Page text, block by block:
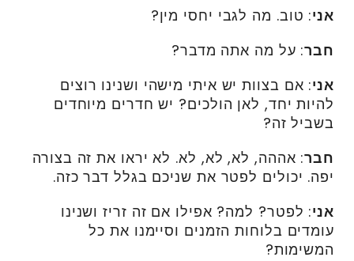
אני: טוב. מה לגבי יחסי מין?
חבר: על מה אתה מדבר?
אני: אם בצוות יש איתי מישהי ושנינו רוצים
להיות יחד, לאן הולכים? יש חדרים מיוחדים
בשביל זה?
חבר: אההה, לא, לא, לא. לא יראו את זה בצורה
יפה. יכולים לפטר את שניכם בגלל דבר כזה.
אני: לפטר? למה? אפילו אם זה זריז ושנינו
עומדים בלוחות הזמנים וסיימנו את כל
המשימות?